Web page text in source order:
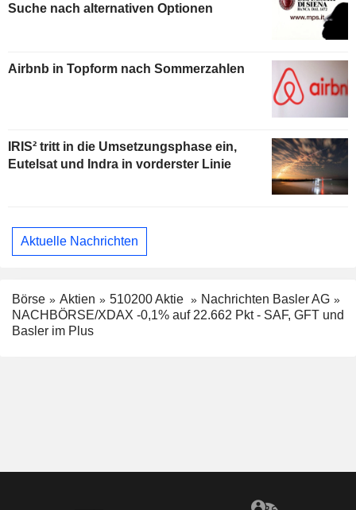
Suche nach alternativen Optionen
Airbnb in Topform nach Sommerzahlen
IRIS² tritt in die Umsetzungsphase ein,
Eutelsat und Indra in vorderster Linie
Aktuelle Nachrichten
Börse Aktien 510200 Aktie
Nachrichten Basler AG
NACHBÖRSE/XDAX -0,1% auf 22.662 Pkt - SAF, GFT und
Basler im Plus